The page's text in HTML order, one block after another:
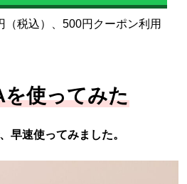
（税込）、500円クーポン利用
使ってみた
早速使ってみました。